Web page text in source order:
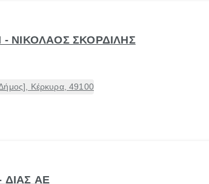
- ΝΙΚΟΛΑΟΣ ΣΚΟΡΔΙΛΗΣ
Κέρκυρα, 49100
ΔΙΑΣ ΑΕ